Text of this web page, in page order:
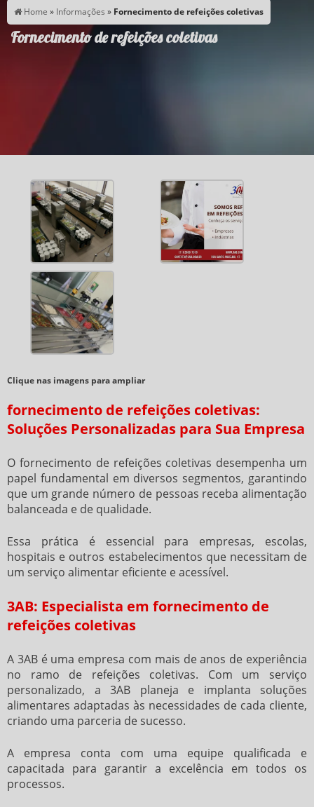
Home » Informações » Fornecimento de refeições coletivas
Fornecimento de refeições coletivas
Clique nas imagens para ampliar
fornecimento de refeições coletivas:
Soluções Personalizadas para Sua Empresa
O fornecimento de refeições coletivas desempenha um
papel fundamental em diversos segmentos, garantindo
que um grande número de pessoas receba alimentação
balanceada e de qualidade.
Essa prática é essencial para empresas, escolas,
hospitais e outros estabelecimentos que necessitam de
um serviço alimentar eficiente e acessível.
3AB: Especialista em fornecimento de
refeições coletivas
A 3AB é uma empresa com mais de anos de experiência
no ramo de refeições coletivas. Com um serviço
personalizado, a 3AB planeja e implanta soluções
alimentares adaptadas às necessidades de cada cliente,
criando uma parceria de sucesso.
A empresa conta com uma equipe qualificada e
capacitada para garantir a excelência em todos os
processos.